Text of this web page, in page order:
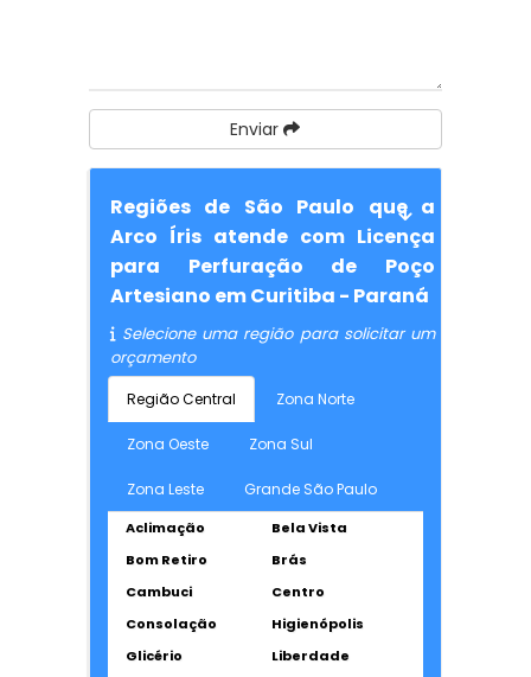
Enviar
Regiões de São Paulo que a
Arco Íris atende com Licença
para Perfuração de Poço
Artesiano em Curitiba - Paraná
Selecione uma região para solicitar um
orçamento
Região Central Zona Norte
Zona Oeste Zona Sul
Zona Leste Grande São Paulo
Aclimação
Bela Vista
Bom Retiro
Brás
Cambuci
Centro
Consolação
Higienópolis
Glicério
Liberdade